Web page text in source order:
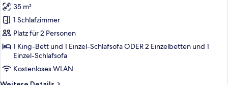
für
Deluxe
Room
anzeigen
35 m²
1 Schlafzimmer
Platz für 2 Personen
1 King-Bett und 1 Einzel-Schlafsofa ODER 2 Einzelbetten und 1
Einzel-Schlafsofa
Kostenloses WLAN